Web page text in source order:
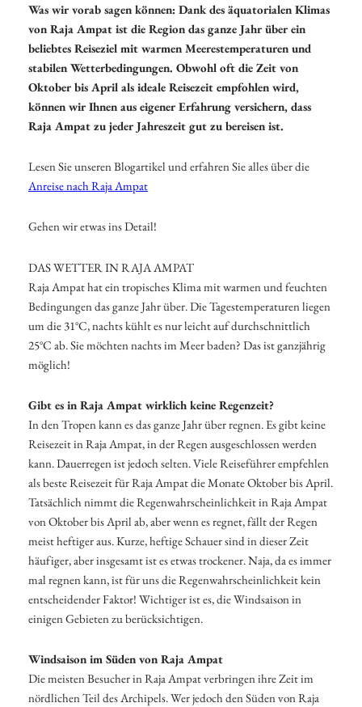
Was wir vorab sagen können: Dank des äquatorialen Klimas
von Raja Ampat ist die Region das ganze Jahr über ein
beliebtes Reiseziel mit warmen Meerestemperaturen und
stabilen Wetterbedingungen. Obwohl oft die Zeit von
Oktober bis April als ideale Reisezeit empfohlen wird,
können wir Ihnen aus eigener Erfahrung versichern, dass
Raja Ampat zu jeder Jahreszeit gut zu bereisen ist.
Lesen Sie unseren Blogartikel und erfahren Sie alles über die
Anreise nach Raja Ampat
Gehen wir etwas ins Detail!
DAS WETTER IN RAJA AMPAT
Raja Ampat hat ein tropisches Klima mit warmen und feuchten
Bedingungen das ganze Jahr über. Die Tagestemperaturen liegen
um die 31°C, nachts kühlt es nur leicht auf durchschnittlich
25°C ab. Sie möchten nachts im Meer baden? Das ist ganzjährig
möglich!
Gibt es in Raja Ampat wirklich keine Regenzeit?
In den Tropen kann es das ganze Jahr über regnen. Es gibt keine
Reisezeit in Raja Ampat, in der Regen ausgeschlossen werden
kann. Dauerregen ist jedoch selten. Viele Reiseführer empfehlen
als beste Reisezeit für Raja Ampat die Monate Oktober bis April.
Tatsächlich nimmt die Regenwahrscheinlichkeit in Raja Ampat
von Oktober bis April ab, aber wenn es regnet, fällt der Regen
meist heftiger aus. Kurze, heftige Schauer sind in dieser Zeit
häufiger, aber insgesamt ist es etwas trockener. Naja, da es immer
mal regnen kann, ist für uns die Regenwahrscheinlichkeit kein
entscheidender Faktor! Wichtiger ist es, die Windsaison in
einigen Gebieten zu berücksichtigen.
Windsaison im Süden von Raja Ampat
Die meisten Besucher in Raja Ampat verbringen ihre Zeit im
nördlichen Teil des Archipels. Wer jedoch den Süden von Raja